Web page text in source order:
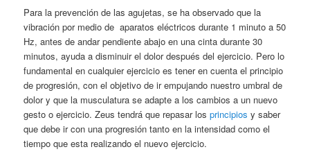
Para la prevención de las agujetas, se ha observado que la
vibración por medio de aparatos eléctricos durante 1 minuto a 50
Hz, antes de andar pendiente abajo en una cinta durante 30
minutos, ayuda a disminuir el dolor después del ejercicio. Pero lo
fundamental en cualquier ejercicio es tener en cuenta el principio
de progresión, con el objetivo de ir empujando nuestro umbral de
dolor y que la musculatura se adapte a los cambios a un nuevo
gesto o ejercicio. Zeus tendrá que repasar losprincipios y saber
que debe ir con una progresión tanto en la intensidad como el
tiempo que esta realizando el nuevo ejercicio.